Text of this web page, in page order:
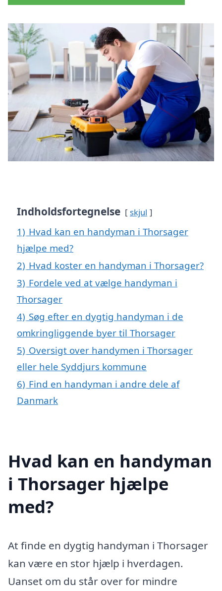
Indholdsfortegnelse skjul
1) Hvad kan en handyman i Thorsager
hjælpe med?
2) Hvad koster en handyman i Thorsager?
3) Fordele ved at vælge handyman i
Thorsager
4) Søg efter en dygtig handyman i de
omkringliggende byer til Thorsager
5) Oversigt over handymen i Thorsager
eller hele Syddjurs kommune
6) Find en handyman i andre dele af
Danmark
Hvad kan en handyman
i Thorsager hjælpe
med?
At finde en dygtig handyman i Thorsager
kan være en stor hjælp i hverdagen.
Uanset om du står over for mindre